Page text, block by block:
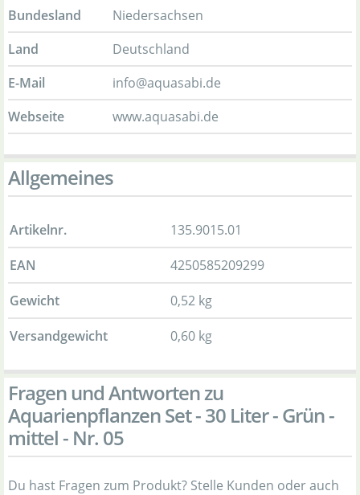
Bundesland
Niedersachsen
Land
Deutschland
E-Mail
info@aquasabi.de
Webseite
www.aquasabi.de
Allgemeines
Artikelnr.
135.9015.01
EAN
4250585209299
Gewicht
0,52 kg
Versandgewicht
0,60 kg
Fragen und Antworten zu
Aquarienpflanzen Set - 30 Liter - Grün -
mittel - Nr. 05
Du hast Fragen zum Produkt? Stelle Kunden oder auch